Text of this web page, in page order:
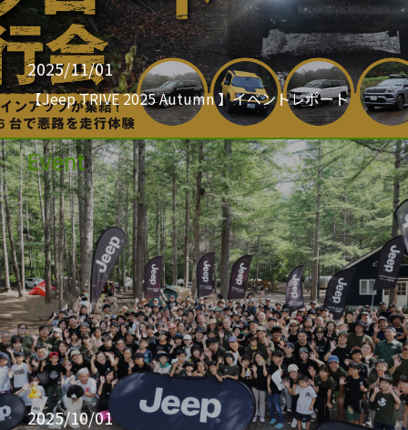
2025/11/01
【Jeep TRIVE 2025 Autumn 】イベントレポート
Event
2025/10/01